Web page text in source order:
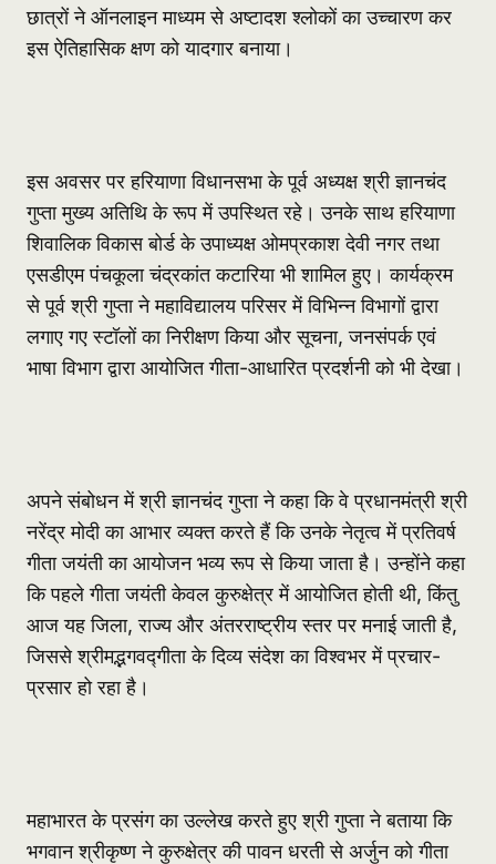
छात्रों ने ऑनलाइन माध्यम से अष्टादश श्लोकों का उच्चारण कर
इस ऐतिहासिक क्षण को यादगार बनाया।
इस अवसर पर हरियाणा विधानसभा के पूर्व अध्यक्ष श्री ज्ञानचंद
गुप्ता मुख्य अतिथि के रूप में उपस्थित रहे। उनके साथ हरियाणा
शिवालिक विकास बोर्ड के उपाध्यक्ष ओमप्रकाश देवी नगर तथा
एसडीएम पंचकूला चंद्रकांत कटारिया भी शामिल हुए। कार्यक्रम
से पूर्व श्री गुप्ता ने महाविद्यालय परिसर में विभिन्न विभागों द्वारा
लगाए गए स्टॉलों का निरीक्षण किया और सूचना, जनसंपर्क एवं
भाषा विभाग द्वारा आयोजित गीता-आधारित प्रदर्शनी को भी देखा।
अपने संबोधन में श्री ज्ञानचंद गुप्ता ने कहा कि वे प्रधानमंत्री श्री
नरेंद्र मोदी का आभार व्यक्त करते हैं कि उनके नेतृत्व में प्रतिवर्ष
गीता जयंती का आयोजन भव्य रूप से किया जाता है। उन्होंने कहा
कि पहले गीता जयंती केवल कुरुक्षेत्र में आयोजित होती थी, किंतु
आज यह जिला, राज्य और अंतरराष्ट्रीय स्तर पर मनाई जाती है,
जिससे श्रीमद्भगवद्गीता के दिव्य संदेश का विश्वभर में प्रचार-
प्रसार हो रहा है।
महाभारत के प्रसंग का उल्लेख करते हुए श्री गुप्ता ने बताया कि
भगवान श्रीकृष्ण ने कुरुक्षेत्र की पावन धरती से अर्जुन को गीता